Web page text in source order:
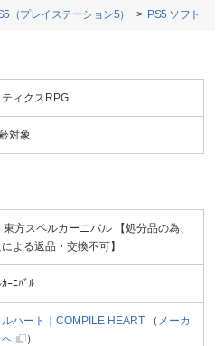
（プレイステーション5） PS5 ソフト
ィクスRPG
対象
東方スペルカーニバル 【処分品の為、
よる返品・交換不可】
ｶｰﾆﾊﾞﾙ
ルハート｜COMPILE HEART （ メーカ
へ
）